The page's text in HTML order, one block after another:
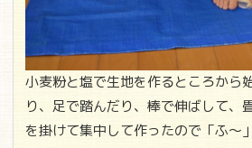
小麦粉と塩で生地を作るところから
り、足で踏んだり、棒で伸ばして、
を掛けて集中して作ったので「ふ～